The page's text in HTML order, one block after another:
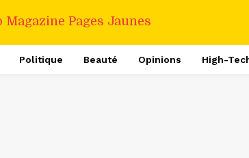
Politique Beauté Opinions High-